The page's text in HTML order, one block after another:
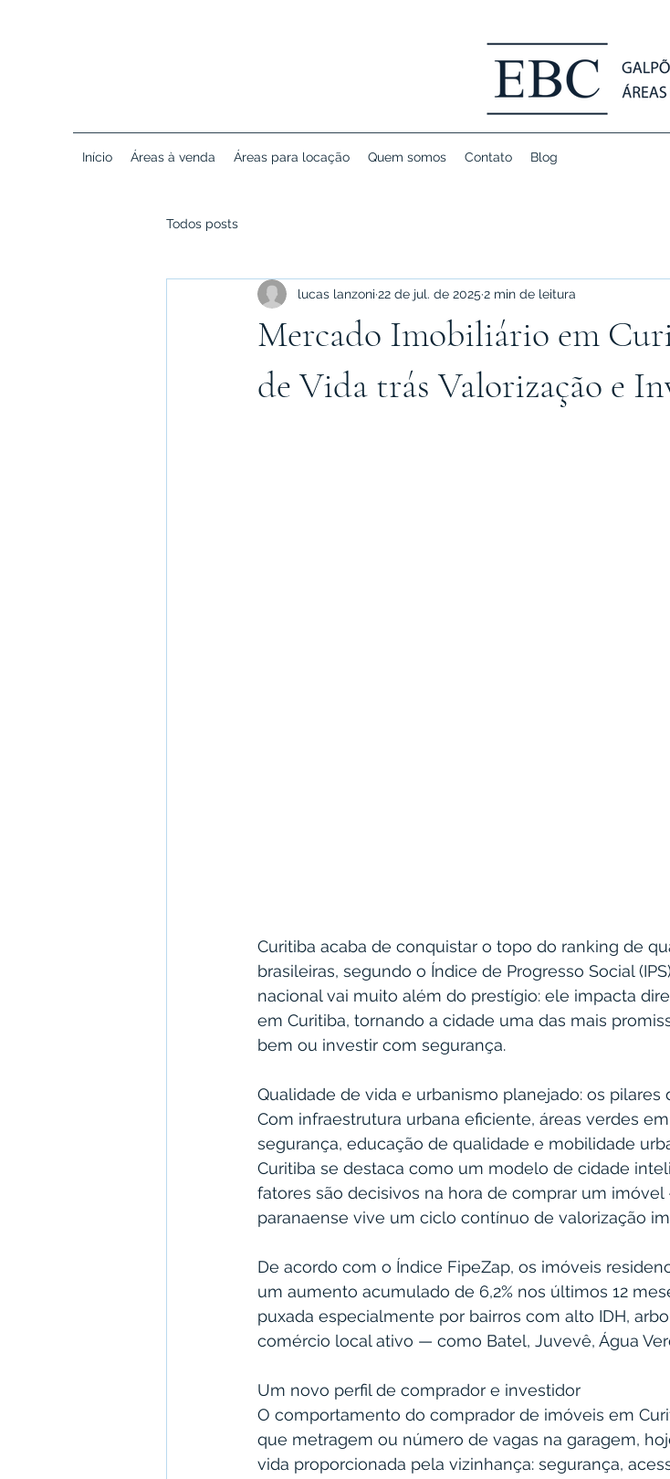
Início Áreas à venda Áreas para locação Quem somos Contato Blog
Todos posts
Mercado Imobiliário em
de Vida trás Valorização e
lucas lanzoni 22 de jul. de 2025 2 min de leitura
Curitiba acaba de conquistar o topo do ranking de
brasileiras, segundo o Índice de Progresso Social
nacional vai muito além do prestígio: ele impacta
em Curitiba, tornando a cidade uma das mais
bem ou investir com segurança.
Qualidade de vida e urbanismo planejado: os pilares
Com infraestrutura urbana eficiente, áreas verdes
segurança, educação de qualidade e mobilidade
Curitiba se destaca como um modelo de cidade
fatores são decisivos na hora de comprar um
paranaense vive um ciclo contínuo de valorização
De acordo com o Índice FipeZap, os imóveis
um aumento acumulado de 6,2% nos últimos 12
puxada especialmente por bairros com alto IDH,
comércio local ativo — como Batel, Juvevê, Água
Um novo perfil de comprador e investidor
O comportamento do comprador de imóveis em
que metragem ou número de vagas na garagem,
vida proporcionada pela vizinhança: segurança,